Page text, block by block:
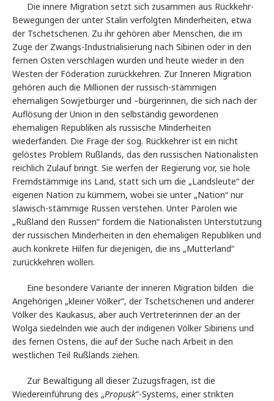
Die innere Migration setzt sich zusammen aus Rückkehr-
Bewegungen der unter Stalin verfolgten Minderheiten, etwa
der Tschetschenen. Zu ihr gehören aber Menschen, die im
Zuge der Zwangs-Industrialisierung nach Sibirien oder in den
fernen Osten verschlagen wurden und heute wieder in den
Westen der Föderation zurückkehren. Zur Inneren Migration
gehören auch die Millionen der russisch-stämmigen
ehemaligen Sowjetbürger und –bürgerinnen, die sich nach der
Auflösung der Union in den selbständig gewordenen
ehemaligen Republiken als russische Minderheiten
wiederfanden. Die Frage der sog. Rückkehrer ist ein nicht
gelöstes Problem Rußlands, das den russischen Nationalisten
reichlich Zulauf bringt. Sie werfen der Regierung vor, sie hole
Fremdstämmige ins Land, statt sich um die „Landsleute“ der
eigenen Nation zu kümmern, wobei sie unter „Nation“ nur
slawisch-stämmige Russen verstehen. Unter Parolen wie
„Rußland den Russen“ fordern die Nationalisten Unterstützung
der russischen Minderheiten in den ehemaligen Republiken und
auch konkrete Hilfen für diejenigen, die ins „Mutterland“
zurückkehren wollen.
Eine besondere Variante der inneren Migration bilden die
Angehörigen „kleiner Völker“, der Tschetschenen und anderer
Völker des Kaukasus, aber auch Vertreterinnen der an der
Wolga siedelnden wie auch der indigenen Völker Sibiriens und
des fernen Ostens, die auf der Suche nach Arbeit in den
westlichen Teil Rußlands ziehen.
Zur Bewältigung all dieser Zuzugsfragen, ist die
Wiedereinführung des „Propusk“-Systems, einer strikten